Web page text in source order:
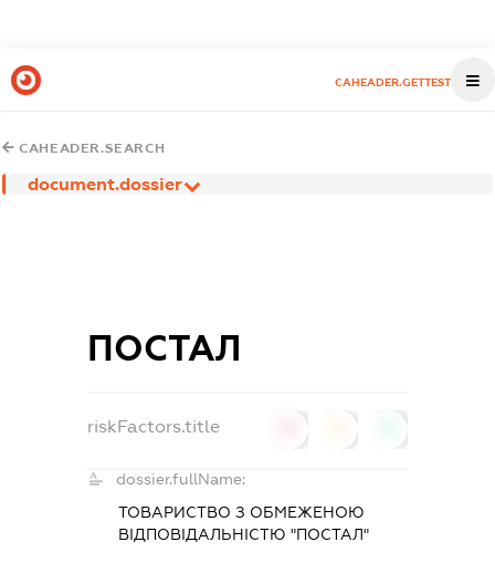
CAHEADER.GETTEST
CAHEADER.SEARCH
document.dossier
ПОСТАЛ
riskFactors.title
dossier.fullName:
ТОВАРИСТВО З ОБМЕЖЕНОЮ
ВІДПОВІДАЛЬНІСТЮ "ПОСТАЛ"